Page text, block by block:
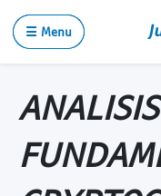
☰ Menu
ANALISIS